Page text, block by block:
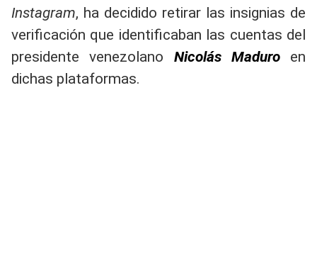
Instagram, ha decidido retirar las insignias de
verificación que identificaban las cuentas del
presidente venezolano Nicolás Maduro
en
dichas plataformas.